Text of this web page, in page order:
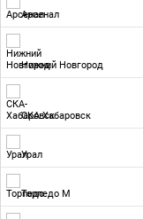
Арсенал
Нижний Новгород
СКА-Хабаровск
Урал
Торпедо М